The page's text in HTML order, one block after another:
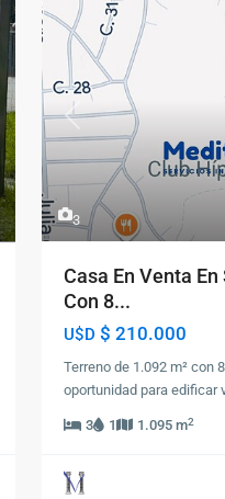
3
Previous
Casa En Venta
Con 8...
U$D $ 210.000
Terreno de 1.092 m² con
oportunidad para edificar
3 1 1.095 m2